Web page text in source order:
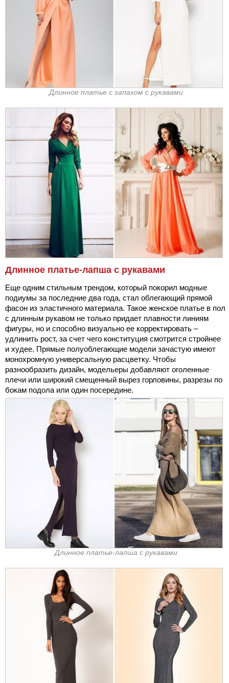
Длинное платье с запахом с рукавами
Длинное платье-лапша с рукавами
Еще одним стильным трендом, который покорил модные
подиумы за последние два года, стал облегающий прямой
фасон из эластичного материала. Такое женское платье в пол
с длинным рукавом не только придает плавности линиям
фигуры, но и способно визуально ее корректировать –
удлинить рост, за счет чего конституция смотрится стройнее
и худее. Прямые полуоблегающие модели зачастую имеют
монохромную универсальную расцветку. Чтобы
разнообразить дизайн, модельеры добавляют оголенные
плечи или широкий смещенный вырез горловины, разрезы по
бокам подола или один посередине.
Длинное платье-лапша с рукавами